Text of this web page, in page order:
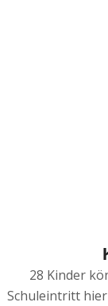
28 Kinder
Schuleintritt